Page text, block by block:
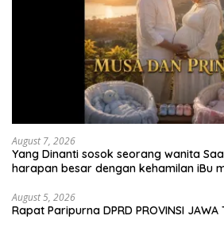
August 7, 2026
Yang Dinanti sosok seorang wanita
harapan besar dengan kehamilan iBu
Musa & Princes.
August 5, 2026
Rapat Paripurna DPRD PROVINSI JAWA